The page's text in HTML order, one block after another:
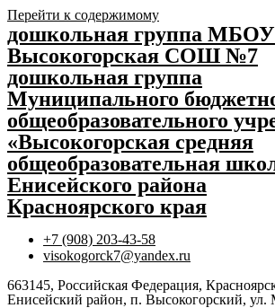
Перейти к содержимому
дошкольная группа МБОУ
Высокогорская СОШ №7
дошкольная группа
Муниципального
общеобразовательного
«Высокогорская средняя
общеобразовательная
Енисейского района
Красноярского края
+7 (908) 203-43-58
visokogorck7@yandex.ru
663145, Российская Федерация,
Енисейский район, п. Высокогорский, ул.